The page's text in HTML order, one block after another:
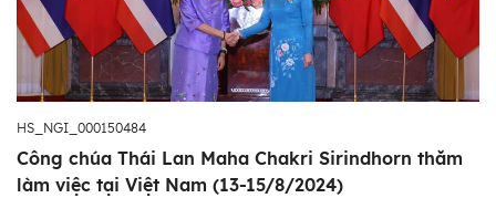
HS_NGI_000150484
Công chúa Thái Lan Maha Chakri Sirindhorn thăm
làm việc tại Việt Nam (13-15/8/2024)